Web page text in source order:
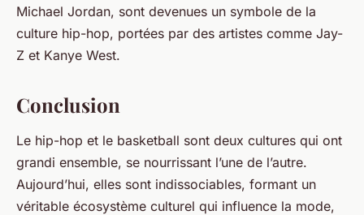
Michael Jordan, sont devenues un symbole de la
culture hip-hop, portées par des artistes comme Jay-
Z et Kanye West.
Conclusion
Le hip-hop et le basketball sont deux cultures qui ont
grandi ensemble, se nourrissant l’une de l’autre.
Aujourd’hui, elles sont indissociables, formant un
véritable écosystème culturel qui influence la mode,